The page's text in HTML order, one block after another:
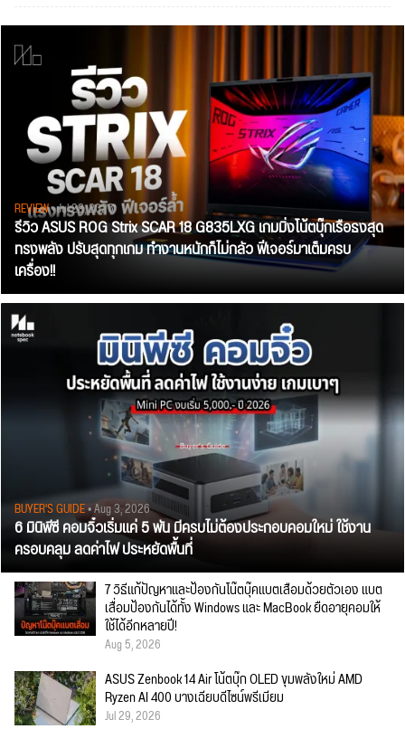
REVIEW• Jul 28, 2026
รีวิว ASUS ROG Strix SCAR 18 G835LXG เกมมิ่งโน้ตบุ๊กเรือธงสุด
ทรงพลัง ปรับสุดทุกเกม ทำงานหนักก็ไม่กลัว ฟีเจอร์มาเต็มครบ
เครื่อง!!
BUYER'S GUIDE• Aug 3, 2026
6 มินิพีซี คอมจิ๋วเริ่มแค่ 5 พัน มีครบไม่ต้องประกอบคอมใหม่ ใช้งาน
ครอบคลุม ลดค่าไฟ ประหยัดพื้นที่
7 วิธีแก้ปัญหาและป้องกันโน๊ตบุ๊คแบตเสื่อมด้วยตัวเอง แบต
เสื่อมป้องกันได้ทั้ง Windows และ MacBook ยืดอายุคอมให้
ใช้ได้อีกหลายปี!
Aug 5, 2026
ASUS Zenbook 14 Air โน้ตบุ๊ก OLED ขุมพลังใหม่ AMD
Ryzen AI 400 บางเฉียบดีไซน์พรีเมียม
Jul 29, 2026